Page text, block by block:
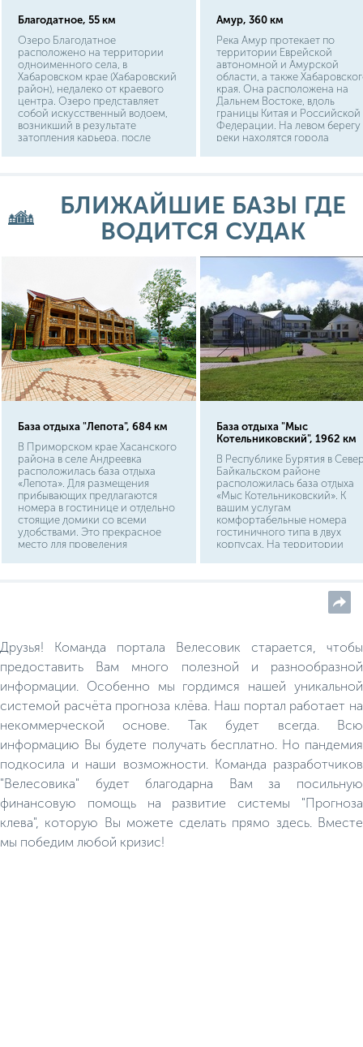
Благодатное, 55 км
Озеро Благодатное
расположено на территории
одноименного села, в
Хабаровском крае (Хабаровский
район), недалеко от краевого
центра. Озеро представляет
собой искусственный водоем,
возникший в результате
затопления карьера, после
собственном автомобиле.
Расстояние по трассе
составляет 37 км.
Амур, 360 км
Река Амур протекает по
территории Еврейской
автономной и Амурской
области, а также
края. Она расположена на
Дальнем Востоке, вдоль
границы Китая и Российской
Федерации. На левом берегу
реки находятся города
впадает в Амурский лиман,
который выходит в Охотское
море.
БЛИЖАЙШИЕ БАЗЫ ГДЕ
ВОДИТСЯ СУДАК
База отдыха "Лепота", 684 км
В Приморском крае Хасанского
района в селе Андреевка
расположилась база отдыха
«Лепота». Для размещения
прибывающих предлагаются
номера в гостинице и отдельно
стоящие домики со всеми
удобствами. Это прекрасное
место для проведения
База отдыха "Мыс
Котельниковский", 1962 км
В Республике Бурятия в
Байкальском районе
расположилась база отдыха
«Мыс Котельниковский». К
вашим услугам
комфортабельные номера
гостиничного типа в двух
корпусах. На территории
источником,
различных видов
Друзья! Команда портала Велесовик старается, чтобы
предоставить Вам много полезной и разнообразной
информации. Особенно мы гордимся нашей уникальной
системой расчёта прогноза клёва. Наш портал работает на
некоммерческой основе. Так будет всегда. Всю
информацию Вы будете получать бесплатно. Но пандемия
подкосила и наши возможности. Команда разработчиков
"Велесовика" будет благодарна Вам за посильную
финансовую помощь на развитие системы "Прогноза
клева", которую Вы можете сделать прямо здесь. Вместе
мы победим любой кризис!